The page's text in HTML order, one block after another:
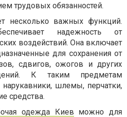
трудовых обязанностей.
несколько важных функций.
надежность от
воздействий. Она включает
для сохранения от
сдвигов, ожогов и других
К таким предметам
нарукавники, шлемы, перчатки,
средства.
одежда Киев можно для